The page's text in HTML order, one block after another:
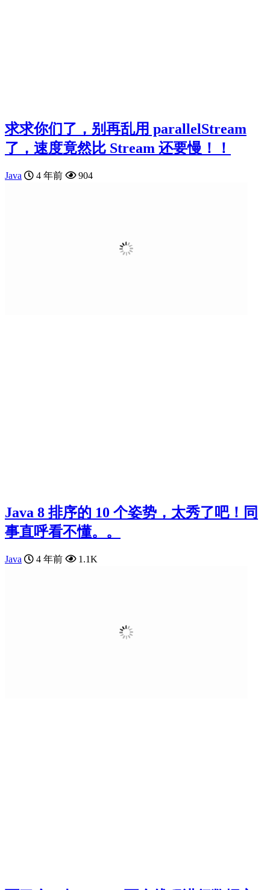
求求你们了，别再乱用 parallelStream
了，速度竟然比 Stream 还要慢！！
Java 4 年前 904
Java 8 排序的 10 个姿势，太秀了吧！同
事直呼看不懂。。
Java 4 年前 1.1K